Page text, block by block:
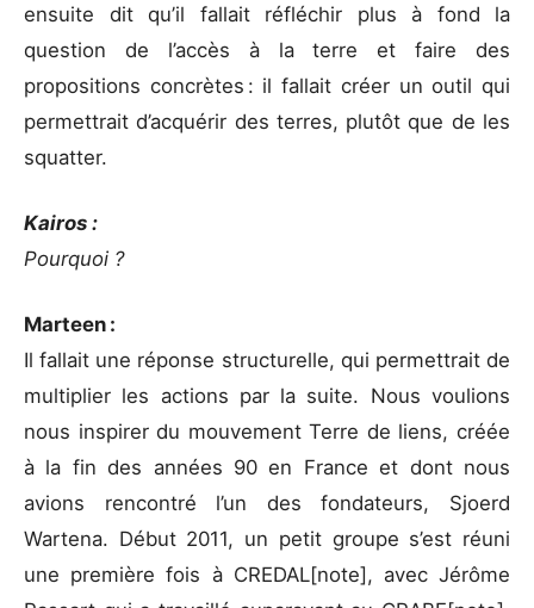
ensuite dit qu’il fallait réfléchir plus à fond la
question de l’accès à la terre et faire des
propositions concrètes : il fallait créer un outil qui
permettrait d’acquérir des terres, plutôt que de les
squatter.
Kairos :
Pourquoi ?
Marteen :
Il fallait une réponse structurelle, qui permettrait de
multiplier les actions par la suite. Nous voulions
nous inspirer du mouvement Terre de liens, créée
à la fin des années 90 en France et dont nous
avions rencontré l’un des fondateurs, Sjoerd
Wartena. Début 2011, un petit groupe s’est réuni
une première fois à CREDAL[note], avec Jérôme